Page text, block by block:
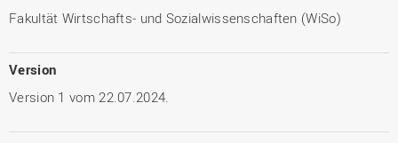
Fakultät Wirtschafts- und Sozialwissenschaften (WiSo)
Version
Version 1 vom 22.07.2024.